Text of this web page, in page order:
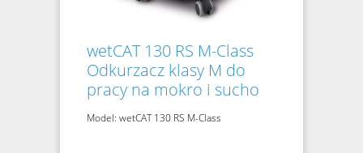
wetCAT 130 RS M-Class
Odkurzacz klasy M do
pracy na mokro i sucho
Model: wetCAT 130 RS M-Class